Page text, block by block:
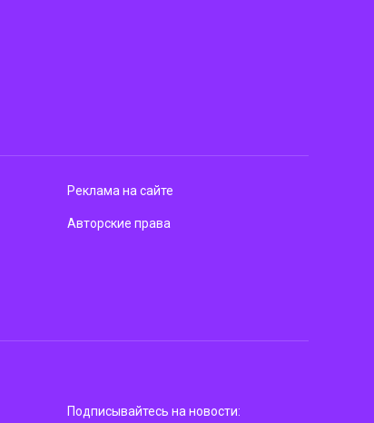
Реклама на сайте
Авторские права
Подписывайтесь на новости: